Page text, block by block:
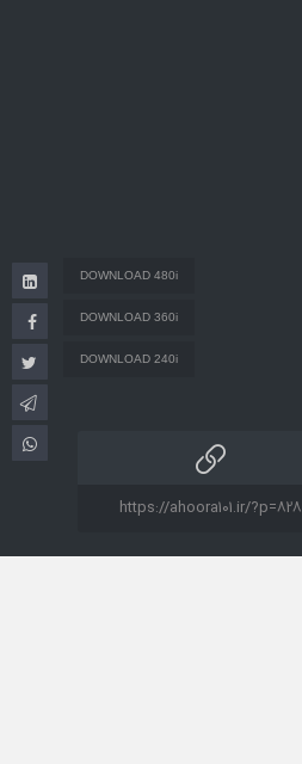
DOWNLOAD 480i
DOWNLOAD 360i
DOWNLOAD 240i
https://ahoora101.ir/?p=828